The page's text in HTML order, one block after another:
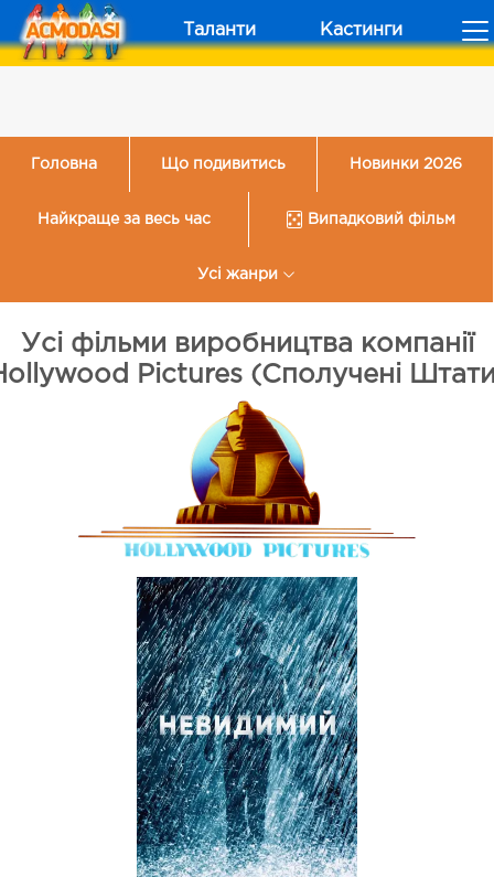
Таланти Кастинги
Головна Що подивитись Новинки 2026
Найкраще за весь час Випадковий фільм
Усі жанри
Усі фільми виробництва компанії
Pictures (Сполучені